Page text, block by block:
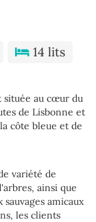
14 lits
située au cœur du
de Lisbonne et
côte bleue et de
variété de
ainsi que
amicaux
les clients